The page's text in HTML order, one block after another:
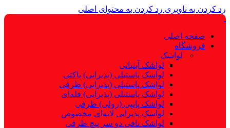
رد کردن به ناوبری رد کردن به محتوای اصلی
صفحه اصلی
فروشگاه
لواشک
لواشک آبنباتی
لواشک پاستیلی (پذیرایی) پاکتی
لواشک پاستیلی (پذیرایی) ظرفی
لواشک پاستیلی (پذیرایی) فله‌ای
لواشک پایپی (رولی) ظرفی
لواشک پذیرایی لایه‌ای مخصوص
لواشک تافی دو سر پیچ ظرفی